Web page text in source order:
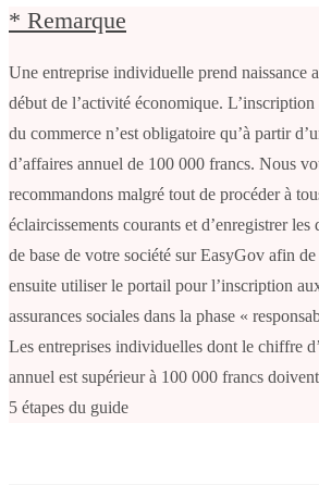
* Remarque
Une entreprise individuelle prend naissance
début de l’activité économique. L’inscription
du commerce n’est obligatoire qu’à partir
d’affaires annuel de 100 000 francs. Nous
recommandons malgré tout de procéder à
éclaircissements courants et d’enregistrer les
de base de votre société sur EasyGov afin
ensuite utiliser le portail pour l’inscription
assurances sociales dans la phase «
Les entreprises individuelles dont le chiffre
annuel est supérieur à 100 000 francs
5 étapes du guide